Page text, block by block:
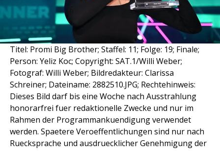
Titel: Promi Big Brother; Staffel: 11; Folge: 19; Finale;
Person: Yeliz Koc; Copyright: SAT.1/Willi Weber;
Fotograf: Willi Weber; Bildredakteur: Clarissa
Schreiner; Dateiname: 2882510.JPG; Rechtehinweis:
Dieses Bild darf bis eine Woche nach Ausstrahlung
honorarfrei fuer redaktionelle Zwecke und nur im
Rahmen der Programmankuendigung verwendet
werden. Spaetere Veroeffentlichungen sind nur nach
Ruecksprache und ausdruecklicher Genehmigung der